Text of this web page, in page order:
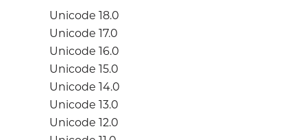
Unicode 18.0
Unicode 17.0
Unicode 16.0
Unicode 15.0
Unicode 14.0
Unicode 13.0
Unicode 12.0